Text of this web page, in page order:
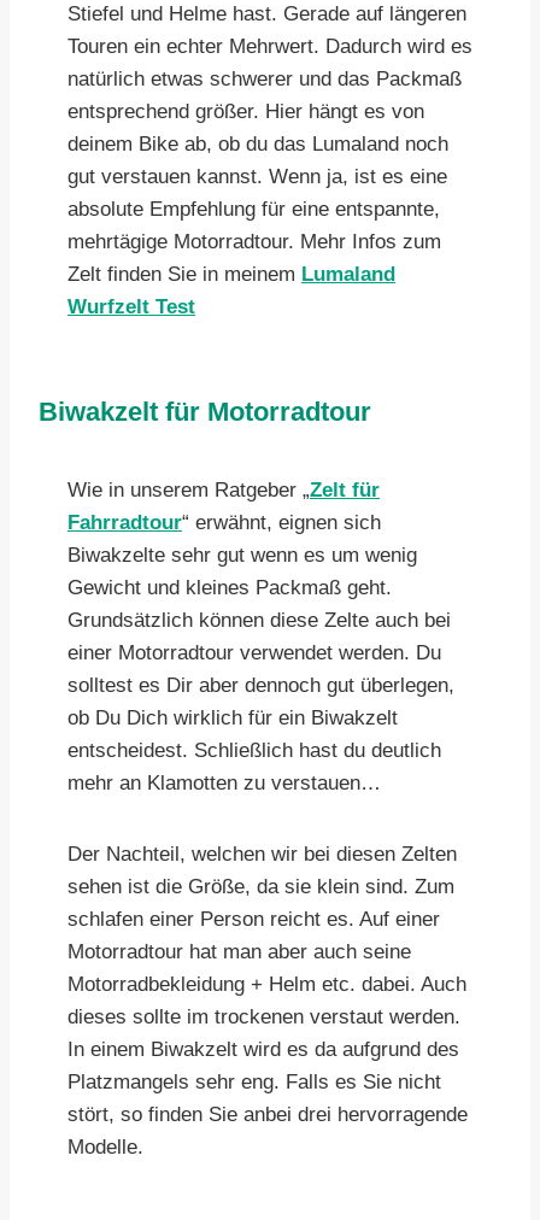
Stiefel und Helme hast. Gerade auf längeren
Touren ein echter Mehrwert. Dadurch wird es
natürlich etwas schwerer und das Packmaß
entsprechend größer. Hier hängt es von
deinem Bike ab, ob du das Lumaland noch
gut verstauen kannst. Wenn ja, ist es eine
absolute Empfehlung für eine entspannte,
mehrtägige Motorradtour. Mehr Infos zum
Zelt finden Sie in meinem Lumaland
Wurfzelt Test
Biwakzelt für Motorradtour
Wie in unserem Ratgeber „Zelt für
Fahrradtour“ erwähnt, eignen sich
Biwakzelte sehr gut wenn es um wenig
Gewicht und kleines Packmaß geht.
Grundsätzlich können diese Zelte auch bei
einer Motorradtour verwendet werden. Du
solltest es Dir aber dennoch gut überlegen,
ob Du Dich wirklich für ein Biwakzelt
entscheidest. Schließlich hast du deutlich
mehr an Klamotten zu verstauen…
Der Nachteil, welchen wir bei diesen Zelten
sehen ist die Größe, da sie klein sind. Zum
schlafen einer Person reicht es. Auf einer
Motorradtour hat man aber auch seine
Motorradbekleidung + Helm etc. dabei. Auch
dieses sollte im trockenen verstaut werden.
In einem Biwakzelt wird es da aufgrund des
Platzmangels sehr eng. Falls es Sie nicht
stört, so finden Sie anbei drei hervorragende
Modelle.